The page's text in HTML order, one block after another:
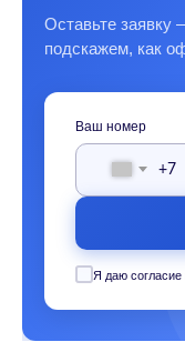
Оставьте заявку
подскажем, как
Ваш номер
+7
Я даю согласие